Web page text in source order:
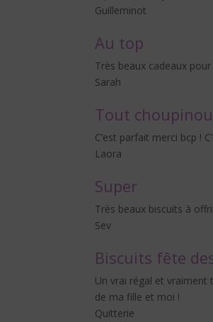
Guilleminot
Au top
Très beaux cadeaux
Sarah
Tout choupinou
C’est parfait merci bcp !
Laora
Super
Très beaux biscuits à
Sev
Biscuits fête
Un vrai régal et vraiment
de ma fille et moi !
Quitterie